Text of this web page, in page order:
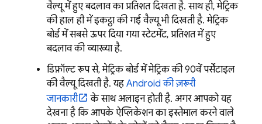
वैल्यू में हुए बदलाव का प्रतिशत दिखता है. साथ ही, मेट्रिक
की हाल ही में इकट्ठा की गई वैल्यू भी दिखती है. मेट्रिक
बोर्ड में सबसे ऊपर दिया गया स्टेटमेंट, प्रतिशत में हुए
बदलाव की व्याख्या है.
डिफ़ॉल्ट रूप से, मेट्रिक बोर्ड में मेट्रिक की 90वें पर्सेंटाइल
की वैल्यू दिखती है. यह Android की ज़रूरी
जानकारी
के साथ अलाइन होती है. अगर आपको यह
देखना है कि आपके ऐप्लिकेशन का इस्तेमाल करने वाले